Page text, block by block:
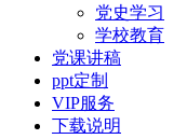
党史学习
学校教育
党课讲稿
ppt定制
VIP服务
下载说明